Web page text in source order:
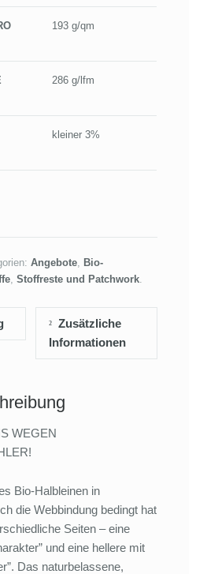
193 g/qm
286 g/lfm
kleiner 3%
Angebote, Bio-
,Stoffreste und Patchwork.
Zusätzliche
Informationen
WEGEN
Bio-Halbleinen in
die Webbindung bedingt hat
Seiten – eine
und eine hellere mit
Das naturbelassene,